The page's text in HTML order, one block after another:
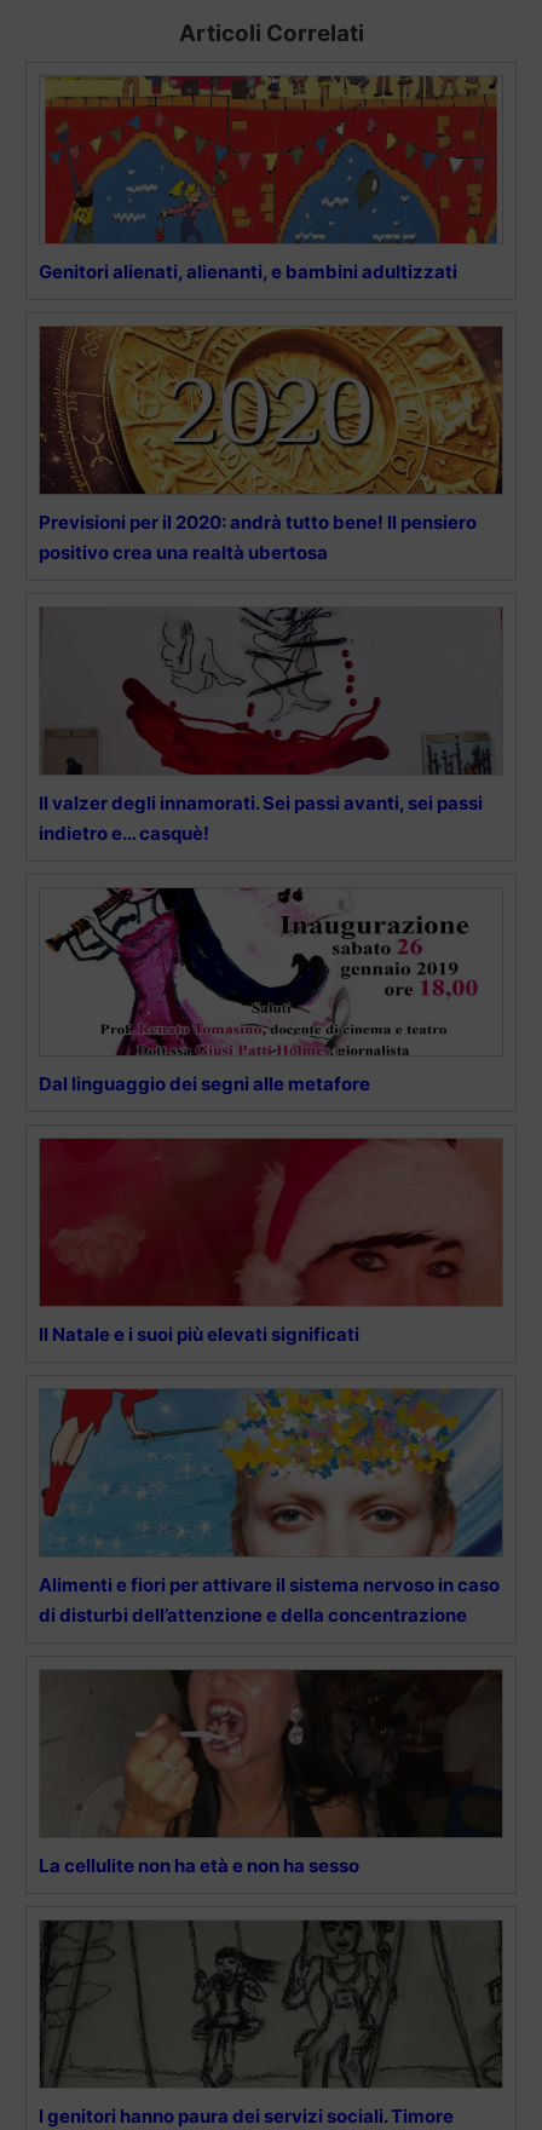
Articoli Correlati
Genitori alienati, alienanti, e bambini adultizzati
Previsioni per il 2020: andrà tutto bene! Il pensiero
positivo crea una realtà ubertosa
Il valzer degli innamorati. Sei passi avanti, sei passi
indietro e… casquè!
Dal linguaggio dei segni alle metafore
Il Natale e i suoi più elevati significati
Alimenti e fiori per attivare il sistema nervoso in caso
di disturbi dell’attenzione e della concentrazione
La cellulite non ha età e non ha sesso
I genitori hanno paura dei servizi sociali. Timore